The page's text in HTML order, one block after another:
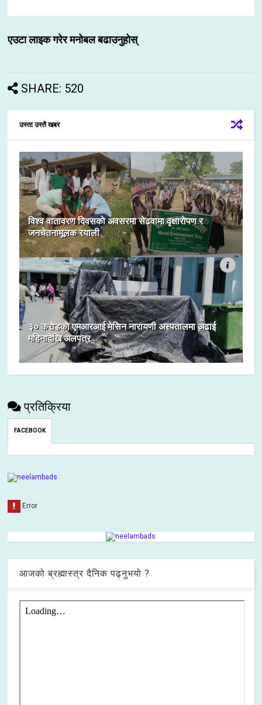
एउटा लाइक गरेर मनोबल बढाउनुहोस्
SHARE: 520
उस्ता उस्तै खबर
विश्व वातावरण दिवसकाे अवसरमा सेढवामा वृक्षाराेपण र
जनचेतनामूलक रयाली
३० कराेडकाे एमआरआई मेसिन नारायणी अस्पतालमा अढाई
महिनादेखि अलपत्र
प्रतिक्रिया
FACEBOOK
आजको ब्रह्मास्त्र दैनिक पढ्नुभयो ?